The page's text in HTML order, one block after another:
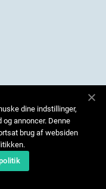
dine indstillinger,
annoncer. Denne
brug af websiden